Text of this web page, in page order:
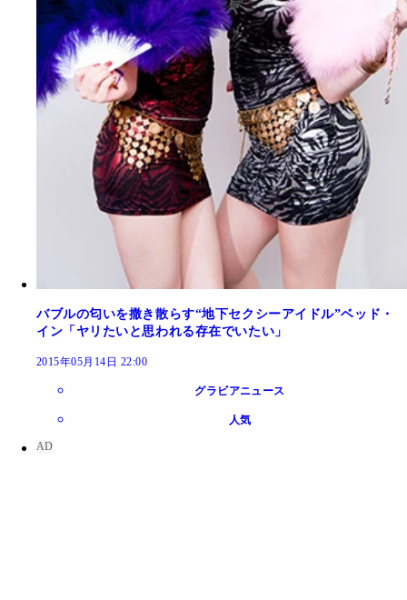
バブルの匂いを撒き散らす“地下セクシーアイドル”ベッド・
イン「ヤリたいと思われる存在でいたい」
2015年05月14日 22:00
グラビアニュース
人気